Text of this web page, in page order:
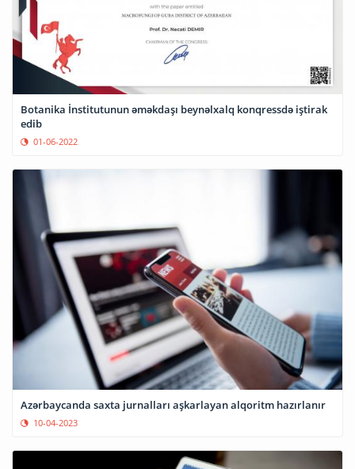
Botanika İnstitutunun əməkdaşı beynəlxalq konqressdə iştirak
edib
01-06-2022
Azərbaycanda saxta jurnalları aşkarlayan alqoritm hazırlanır
10-04-2023